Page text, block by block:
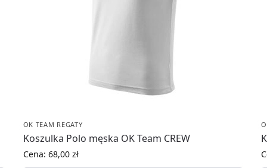
OK TEAM REGATY
Koszulka Polo męska OK Team CREW
Cena: 68,00 zł